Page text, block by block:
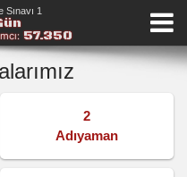
1
57.350
2
Adıyaman